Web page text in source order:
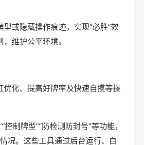
或隐藏操作痕迹，实现“必胜”效
维护公平环境。
化、提高好牌率及快速自摸等操
制牌型”“防检测防封号”等功能，
况。这些工具通过后台运行、自